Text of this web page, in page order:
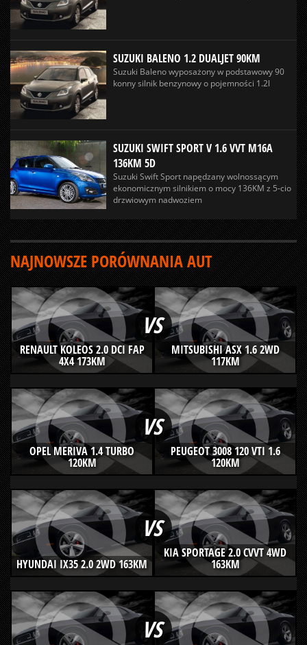
SUZUKI BALENO 1.2 DUALJET 90KM
Suzuki Baleno wyposażony w podstawowy 90
konny silnik benzynowy o pojemności 1.2l
SUZUKI SWIFT SPORT V 1.6 VVT M16A
136KM 5D
Suzuki Swift Sport napędzany wolnossącym
ekonomicznym silnikiem o mocy 136KM z 5-cio
drzwiowym nadwoziem
NAJNOWSZE PORÓWNANIA AUT
RENAULT KOLEOS 2.0 DCI FAP
4X4 173KM
MITSUBISHI ASX 1.6 2WD
117KM
VS
OPEL MERIVA 1.4 TURBO
120KM
PEUGEOT 3008 120 VTI 1.6
120KM
VS
HYUNDAI IX35 2.0 2WD 163KM
KIA SPORTAGE 2.0 CVVT 4WD
163KM
VS
VS